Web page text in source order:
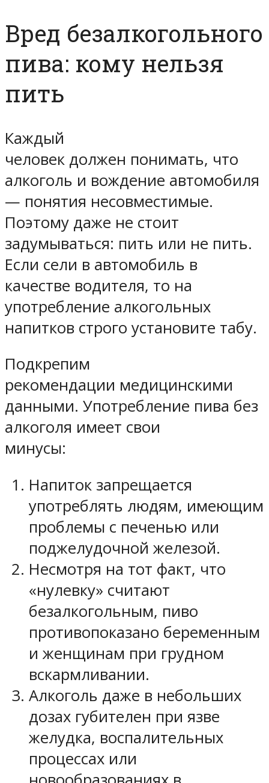
Вред безалкогольного
пива: кому нельзя
пить
Каждый
человек должен понимать, что
алкоголь и вождение автомобиля
— понятия несовместимые.
Поэтому даже не стоит
задумываться: пить или не пить.
Если сели в автомобиль в
качестве водителя, то на
употребление алкогольных
напитков строго установите табу.
Подкрепим
рекомендации медицинскими
данными. Употребление пива без
алкоголя имеет свои
минусы:
Напиток запрещается
употреблять людям, имеющим
проблемы с печенью или
поджелудочной железой.
Несмотря на тот факт, что
«нулевку» считают
безалкогольным, пиво
противопоказано беременным
и женщинам при грудном
вскармливании.
Алкоголь даже в небольших
дозах губителен при язве
желудка, воспалительных
процессах или